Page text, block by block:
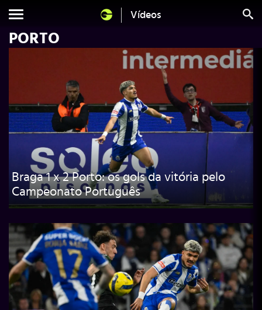
Vídeos
PORTO
Braga 1 x 2 Porto: os gols da vitória pelo
Campeonato Português